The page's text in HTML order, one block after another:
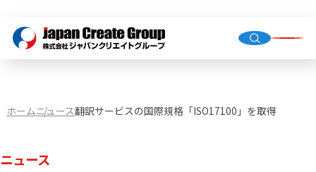
トップ
ホームニュース翻訳サービスの国際規格「ISO17100」を取得
ニュース